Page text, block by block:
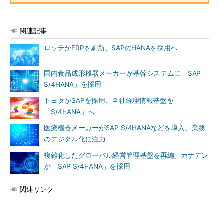
関連記事
ロッテがERPを刷新、SAPのHANAを採用へ
国内食品成形機器メーカーが基幹システムに「SAP
S/4HANA」を採用
トヨタがSAPを採用、全社経理情報基盤を
「S/4HANA」へ
医療機器メーカーがSAP S/4HANAなどを導入、業務
のデジタル化に注力
複雑化したグローバル経営管理基盤を再編、カナデン
が「SAP S/4HANA」を採用
関連リンク